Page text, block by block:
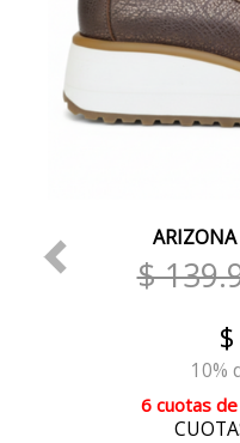
ARIZONA
$
10%
6 cuotas de